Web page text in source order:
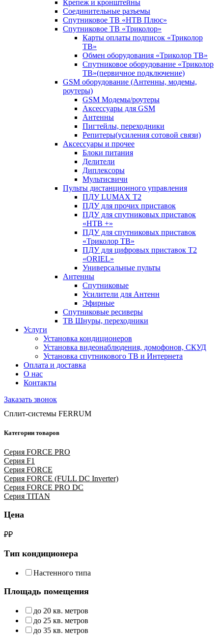
Крепеж и кронштейны
Соединительные разъемы
Спутниковое ТВ «НТВ Плюс»
Спутниковое ТВ «Триколор»
Карты оплаты подписок «Триколор
ТВ»
Обмен оборудования «Триколор ТВ»
Спутниковое оборудование «Триколор
ТВ»(первичное подключение)
GSM оборудование (Антенны, модемы,
роутеры)
GSM Модемы/роутеры
Аксессуары для GSM
Антенны
Пигтейлы, переходники
Репитеры(усиления сотовой связи)
Аксессуары и прочее
Блоки питания
Делители
Диплексоры
Мультисвичи
Пульты дистанционного управления
ПДУ LUMAX Т2
ПДУ для прочих приставок
ПДУ для спутниковых приставок
«НТВ +»
ПДУ для спутниковых приставок
«Триколор ТВ»
ПДУ для цифровых приставок Т2
«ORIEL»
Универсальные пульты
Антенны
Спутниковые
Усилители для Антенн
Эфирные
Спутниковые ресиверы
ТВ Шнуры, переходники
Услуги
Установка кондиционеров
Установка видеонаблюдения, домофонов, СКУД
Установка спутникового ТВ и Интернета
Оплата и доставка
О нас
Контакты
Заказать звонок
Сплит-системы FERRUM
Категории товаров
Серия FORCE PRO
Серия F1
Серия FORCE
Серия FORCE (FULL DC Inverter)
Серия FORCE PRO DC
Серия TITAN
Цена
₽₽
Тип кондиционера
Настенного типа
Площадь помещения
до 20 кв. метров
до 25 кв. метров
до 35 кв. метров